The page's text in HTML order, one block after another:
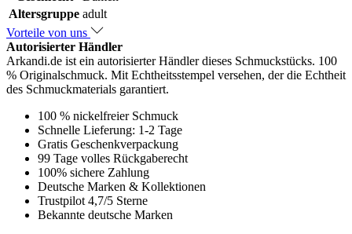
Altersgruppe adult
Vorteile von uns
Autorisierter Händler
Arkandi.de ist ein autorisierter Händler dieses Schmuckstücks. 100
% Originalschmuck. Mit Echtheitsstempel versehen, der die Echtheit
des Schmuckmaterials garantiert.
100 % nickelfreier Schmuck
Schnelle Lieferung: 1-2 Tage
Gratis Geschenkverpackung
99 Tage volles Rückgaberecht
100% sichere Zahlung
Deutsche Marken & Kollektionen
Trustpilot 4,7/5 Sterne
Bekannte deutsche Marken